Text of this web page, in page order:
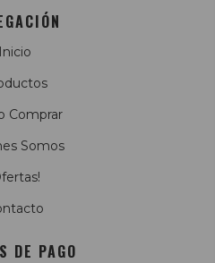
Inicio
Comprar
Somos
DE PAGO